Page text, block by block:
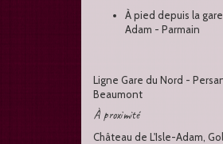
À pied depuis la
Adam - Parmain
Ligne Gare du Nord -
Beaumont
À proximité
Château de L'Isle-Adam,